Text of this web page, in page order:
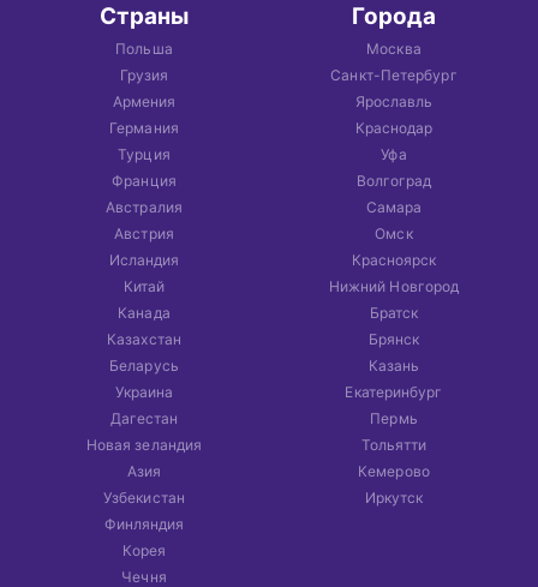
Страны
Польша
Грузия
Армения
Германия
Турция
Франция
Австралия
Австрия
Исландия
Китай
Канада
Казахстан
Беларусь
Украина
Дагестан
Новая зеландия
Азия
Узбекистан
Финляндия
Корея
Чечня
Города
Москва
Санкт-Петербург
Ярославль
Краснодар
Уфа
Волгоград
Самара
Омск
Красноярск
Нижний Новгород
Братск
Брянск
Казань
Екатеринбург
Пермь
Тольятти
Кемерово
Иркутск